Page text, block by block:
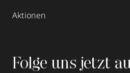
Aktionen
Folge uns jetzt